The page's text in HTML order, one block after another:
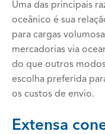
Uma das principais
oceânico é sua
para cargas
mercadorias via
do que outros
escolha preferida
os custos de envio.
Extensa